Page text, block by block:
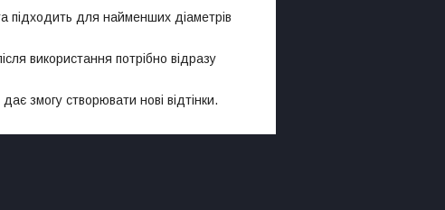
підходить для найменших діаметрів
використання потрібно відразу
змогу створювати нові відтінки.